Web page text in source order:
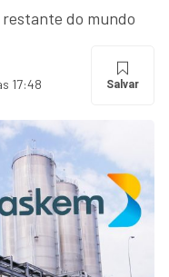
do mundo
17:48 Salvar